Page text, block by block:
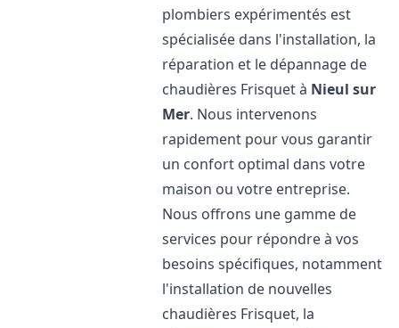
plombiers expérimentés est
spécialisée dans l'installation, la
réparation et le dépannage de
chaudières Frisquet à Nieul sur
Mer. Nous intervenons
rapidement pour vous garantir
un confort optimal dans votre
maison ou votre entreprise.
Nous offrons une gamme de
services pour répondre à vos
besoins spécifiques, notamment
l'installation de nouvelles
chaudières Frisquet, la